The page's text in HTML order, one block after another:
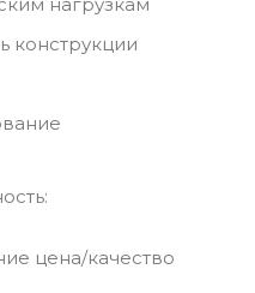
конструкции
цена/качество